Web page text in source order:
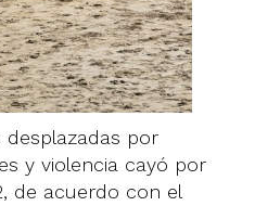
por
y violencia cayó por
de acuerdo con el